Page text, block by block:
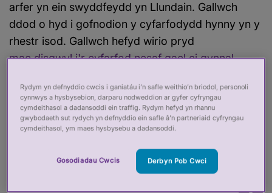
arfer yn ein swyddfeydd yn Llundain. Gallwch
ddod o hyd i gofnodion y cyfarfodydd hynny yn y
rhestr isod. Gallwch hefyd wirio pryd
mae disgwyl i'r cyfarfod nesaf gael ei gynnal
agendâu a phapurau'r Bwrdd
yn cael eu
cyhoeddi wythnos cyn y cyfarfod.
Cofnodion Cymeradwy Cyfarfod y
Bwrdd 18 Mawrth 2026.pdf
Rydym yn defnyddio cwcis i ganiatáu i’n safle weithio’n briodol, personoli
cynnwys a hysbysebion, darparu nodweddion ar gyfer cyfryngau
cymdeithasol a dadansoddi ein traffig. Rydym hefyd yn rhannu
gwybodaeth sut rydych yn defnyddio ein safle â’n partneriaid cyfryngau
cymdeithasol, ym maes hysbysebu a dadansoddi.
Gosodiadau Cwcis Derbyn Pob Cwci